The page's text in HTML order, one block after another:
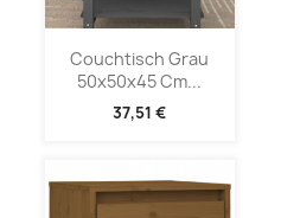
Couchtisch Grau
50x50x45 Cm...
37,51 €